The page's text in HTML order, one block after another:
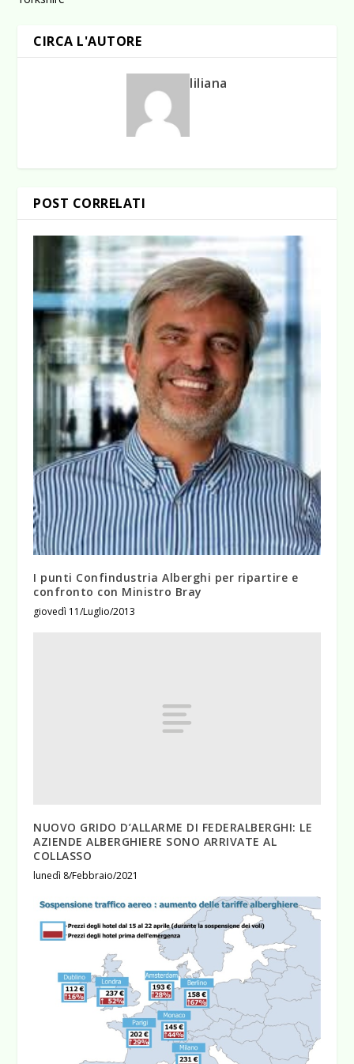
CIRCA L'AUTORE
liliana
POST CORRELATI
I punti Confindustria Alberghi per ripartire e
confronto con Ministro Bray
giovedì 11/Luglio/2013
NUOVO GRIDO D’ALLARME DI FEDERALBERGHI: LE
AZIENDE ALBERGHIERE SONO ARRIVATE AL
COLLASSO
lunedì 8/Febbraio/2021